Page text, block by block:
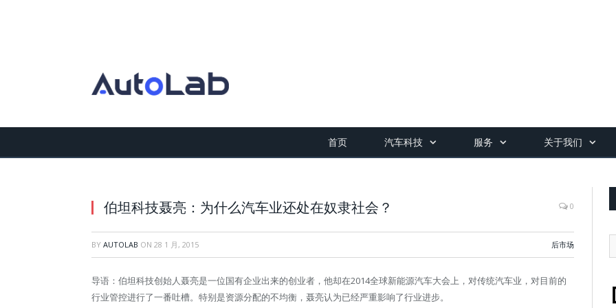
首页 汽车科技 服务 关于我们
伯坦科技聂亮：为什么汽车业还处在奴隶社会？ 0
BY AUTOLAB ON 28 1 月, 2015 后市场
导语：伯坦科技创始人聂亮是一位国有企业出来的创业者，他却在2014全球新能源汽车大会上，对传统汽车业，对目前的
行业管控进行了一番吐槽。特别是资源分配的不均衡，聂亮认为已经严重影响了行业进步。